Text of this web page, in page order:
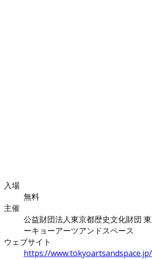
入場
無料
主催
公益財団法人東京都歴史文化財団
ーキョーアーツアンドスペース
ウェブサイト
https://www.tokyoartsandspace.jp/